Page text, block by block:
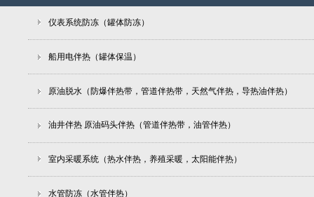
仪表系统防冻（罐体防冻）
船用电伴热（罐体保温）
原油脱水（防爆伴热带，管道伴热带，天然气伴热，导热油伴热）
油井伴热 原油码头伴热（管道伴热带，油管伴热）
室内采暖系统（热水伴热，养殖采暖，太阳能伴热）
水管防冻（水管伴热）